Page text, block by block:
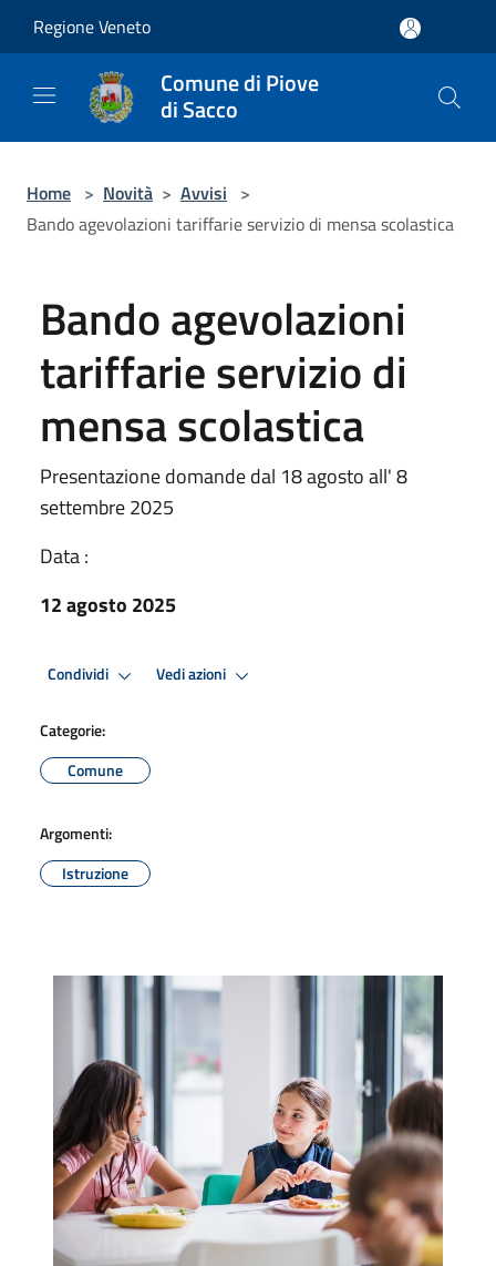
Regione Veneto
Comune di Piove
di Sacco
Home > Novità > Avvisi >
Bando agevolazioni tariffarie servizio di mensa scolastica
Bando agevolazioni
tariffarie servizio di
mensa scolastica
Presentazione domande dal 18 agosto all' 8
settembre 2025
Data :
12 agosto 2025
Condividi Vedi azioni
Categorie:
Comune
Argomenti:
Istruzione